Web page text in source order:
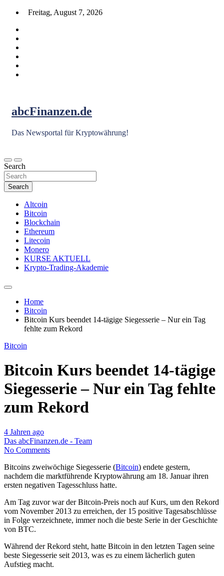
Skip
content
Freitag, August 7, 2026
abcFinanzen.de
Das Newsportal für Kryptowährung!
Search
Search
Altcoin
Bitcoin
Blockchain
Ethereum
Litecoin
Monero
KURSE AKTUELL
Krypto-Trading-Akademie
Home
Bitcoin
Bitcoin Kurs beendet 14-tägige Siegesserie – Nur ein Tag
fehlte zum Rekord
Bitcoin
Bitcoin Kurs beendet 14-tägige
Siegesserie – Nur ein Tag fehlte
zum Rekord
4 Jahren ago
Das abcFinanzen.de - Team
No Comments
Bitcoins zweiwöchige Siegesserie (Bitcoin) endete gestern,
nachdem die marktführende Kryptowährung am 18. Januar ihren
ersten negativen Tagesschluss hatte.
Am Tag zuvor war der Bitcoin-Preis noch auf Kurs, um den Rekord
vom November 2013 zu erreichen, der 15 positive Tagesabschlüsse
in Folge verzeichnete, immer noch die beste Serie in der Geschichte
von BTC.
Während der Rekord steht, hatte Bitcoin in den letzten Tagen seine
beste Siegesserie seit 2013, was es zu einem lächerlich guten
Aufstieg macht.